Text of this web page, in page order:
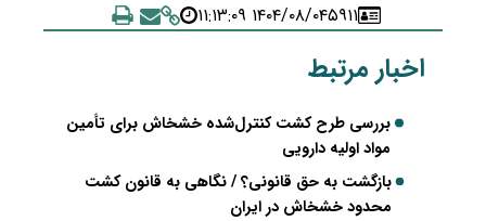
۵۹۱۱۱۴۰۴/۰۸/۰۴ ۱۱:۱۳:۰۹
اخبار مرتبط
بررسی طرح کشت کنترل‌شده خشخاش برای تأمین
مواد اولیه دارویی
بازگشت به حق قانونی؟ / نگاهی به قانون کشت
محدود خشخاش در ایران